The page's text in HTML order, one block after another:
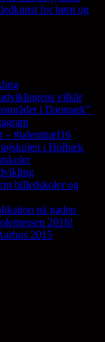
for børn og
vilkår
i Danmark”
– #talenttræf16
i Holbæk
billedskoler og
på gaden
2016!
2015